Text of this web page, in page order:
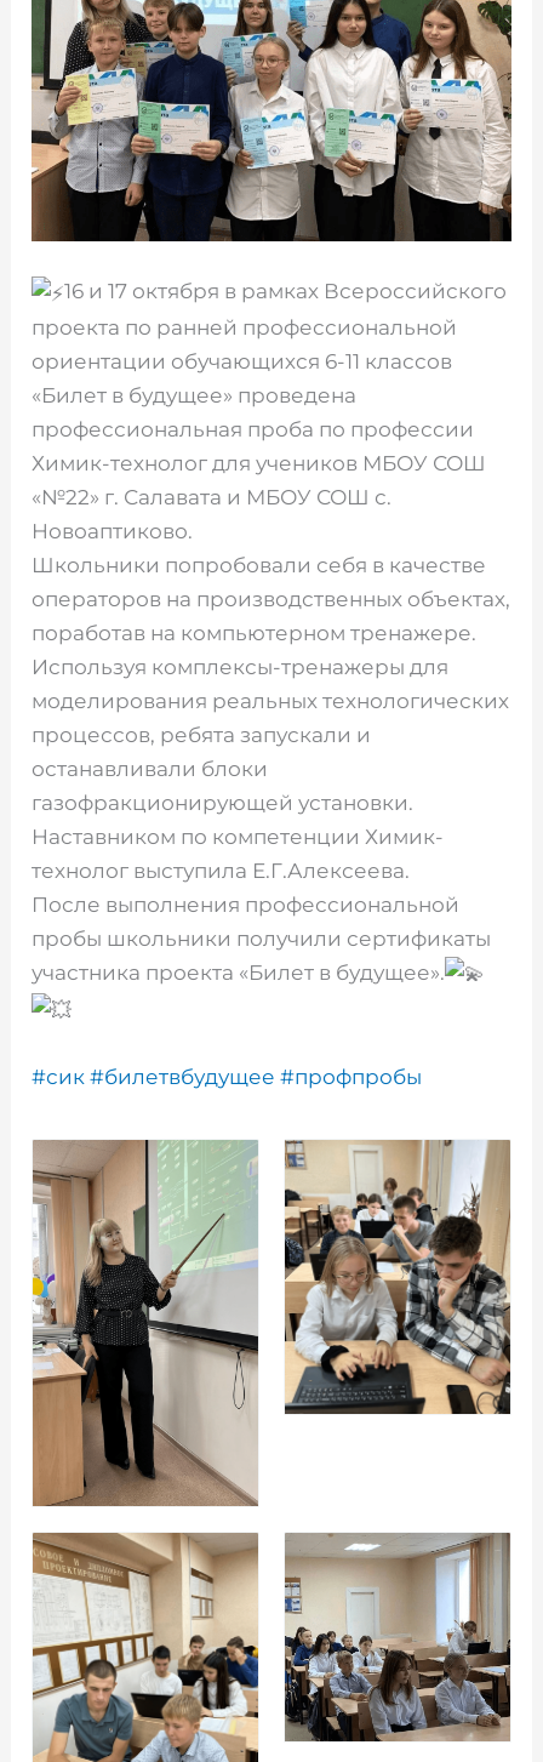
16 и 17 октября в рамках Всероссийского
проекта по ранней профессиональной
ориентации обучающихся 6-11 классов
«Билет в будущее» проведена
профессиональная проба по профессии
Химик-технолог для учеников МБОУ СОШ
«№22» г. Салавата и МБОУ СОШ с.
Новоаптиково.
Школьники попробовали себя в качестве
операторов на производственных объектах,
поработав на компьютерном тренажере.
Используя комплексы-тренажеры для
моделирования реальных технологических
процессов, ребята запускали и
останавливали блоки
газофракционирующей установки.
Наставником по компетенции Химик-
технолог выступила Е.Г.Алексеева.
После выполнения профессиональной
пробы школьники получили сертификаты
участника проекта «Билет в будущее».
#сик #билетвбудущее #профпробы